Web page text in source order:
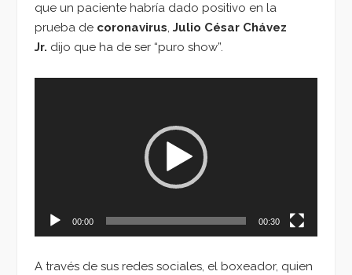
que un paciente habría dado positivo en la
prueba de coronavirus, Julio César Chávez
Jr. dijo que ha de ser “puro show”.
00:00 00:30
A través de sus redes sociales, el boxeador, quien